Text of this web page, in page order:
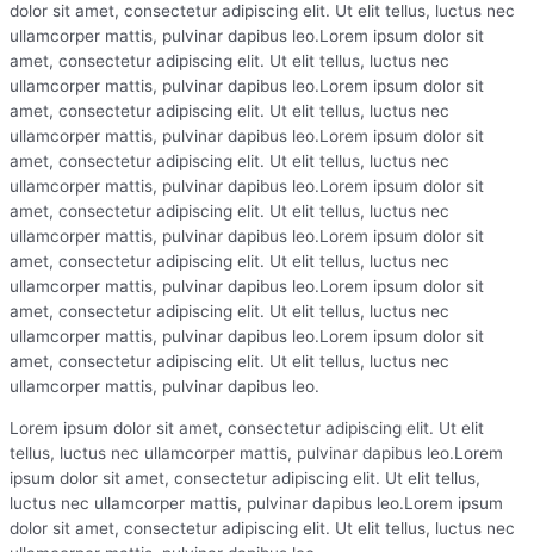
dolor sit amet, consectetur adipiscing elit. Ut elit tellus, luctus nec
ullamcorper mattis, pulvinar dapibus leo.Lorem ipsum dolor sit
amet, consectetur adipiscing elit. Ut elit tellus, luctus nec
ullamcorper mattis, pulvinar dapibus leo.Lorem ipsum dolor sit
amet, consectetur adipiscing elit. Ut elit tellus, luctus nec
ullamcorper mattis, pulvinar dapibus leo.Lorem ipsum dolor sit
amet, consectetur adipiscing elit. Ut elit tellus, luctus nec
ullamcorper mattis, pulvinar dapibus leo.Lorem ipsum dolor sit
amet, consectetur adipiscing elit. Ut elit tellus, luctus nec
ullamcorper mattis, pulvinar dapibus leo.Lorem ipsum dolor sit
amet, consectetur adipiscing elit. Ut elit tellus, luctus nec
ullamcorper mattis, pulvinar dapibus leo.Lorem ipsum dolor sit
amet, consectetur adipiscing elit. Ut elit tellus, luctus nec
ullamcorper mattis, pulvinar dapibus leo.Lorem ipsum dolor sit
amet, consectetur adipiscing elit. Ut elit tellus, luctus nec
ullamcorper mattis, pulvinar dapibus leo.
Lorem ipsum dolor sit amet, consectetur adipiscing elit. Ut elit
tellus, luctus nec ullamcorper mattis, pulvinar dapibus leo.Lorem
ipsum dolor sit amet, consectetur adipiscing elit. Ut elit tellus,
luctus nec ullamcorper mattis, pulvinar dapibus leo.Lorem ipsum
dolor sit amet, consectetur adipiscing elit. Ut elit tellus, luctus nec